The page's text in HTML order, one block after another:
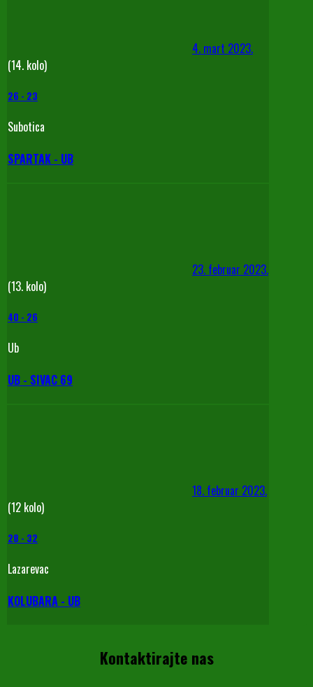
4. mart 2023.
(14. kolo)
26 - 23
Subotica
SPARTAK - UB
23. februar 2023.
(13. kolo)
40 - 26
Ub
UB - SIVAC 69
18. februar 2023.
(12 kolo)
28 - 32
Lazarevac
KOLUBARA - UB
Kontaktirajte nas